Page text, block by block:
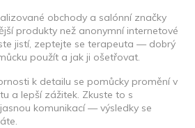
obchody a salónní značky
produkty než anonymní internetové
jistí, zeptejte se terapeuta — dobrý
použít a jak ji ošetřovat.
k detailu se pomůcky promění v
a lepší zážitek. Zkuste to s
komunikací — výsledky se